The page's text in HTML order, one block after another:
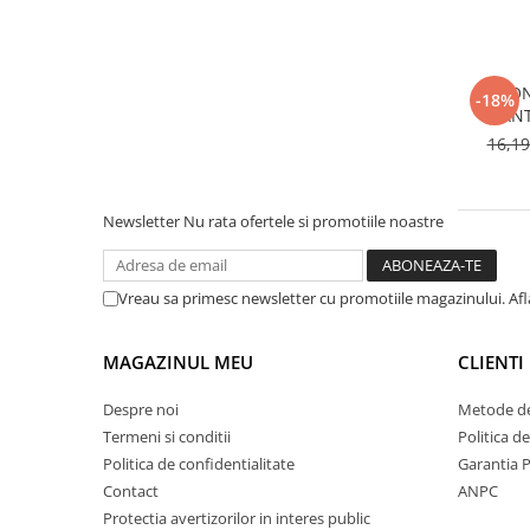
-18%
Newsletter Nu rata ofertele si promotiile noastre
Vreau sa primesc newsletter cu promotiile magazinului.
MAGAZINUL MEU
Despre noi
Termeni si conditii
Politica de confidentialitate
Contact
Protectia avertizorilor in interes public
CLIENTI
Metode
Politica
Garantia
ANPC